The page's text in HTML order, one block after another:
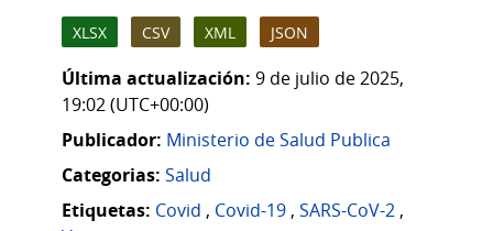
XLSX CSV XML JSON
Última actualización: 9 de julio de 2025,
19:02 (UTC+00:00)
Publicador: Ministerio de Salud Publica
Categorias: Salud
Etiquetas: Covid , Covid-19 , SARS-CoV-2 ,